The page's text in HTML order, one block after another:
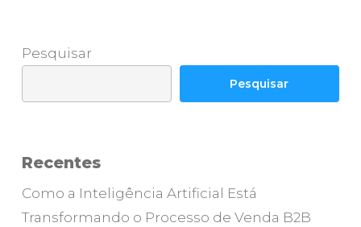
Pesquisar
Pesquisar
Recentes
Como a Inteligência Artificial Está
Transformando o Processo de Venda B2B